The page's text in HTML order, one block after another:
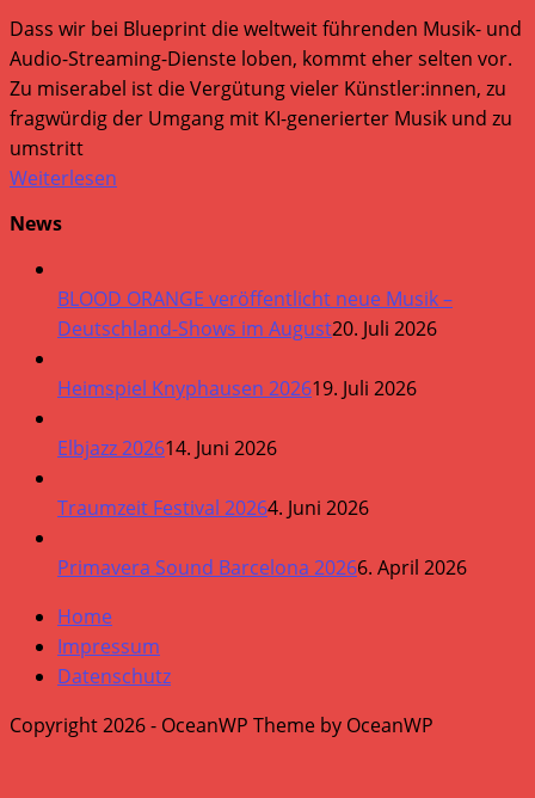
Dass wir bei Blueprint die weltweit führenden Musik- und
Audio-Streaming-Dienste loben, kommt eher selten vor.
Zu miserabel ist die Vergütung vieler Künstler:innen, zu
fragwürdig der Umgang mit KI-generierter Musik und zu
umstritt
Weiterlesen
News
BLOOD ORANGE veröffentlicht neue Musik –
Deutschland-Shows im August20. Juli 2026
Heimspiel Knyphausen 202619. Juli 2026
Elbjazz 202614. Juni 2026
Traumzeit Festival 20264. Juni 2026
Primavera Sound Barcelona 20266. April 2026
Home
Impressum
Datenschutz
Copyright 2026 - OceanWP Theme by OceanWP